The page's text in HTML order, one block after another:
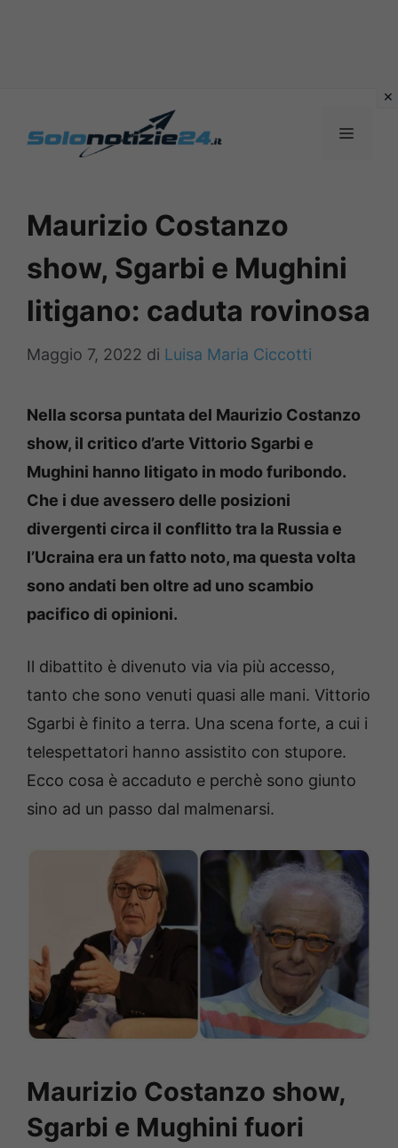
MENU
Maurizio Costanzo
show, Sgarbi e Mughini
litigano: caduta rovinosa
Maggio 7, 2022 di Luisa Maria Ciccotti
Nella scorsa puntata del Maurizio Costanzo
show, il critico d’arte Vittorio Sgarbi e
Mughini hanno litigato in modo furibondo.
Che i due avessero delle posizioni
divergenti circa il conflitto tra la Russia e
l’Ucraina era un fatto noto, ma questa volta
sono andati ben oltre ad uno scambio
pacifico di opinioni.
Il dibattito è divenuto via via più accesso,
tanto che sono venuti quasi alle mani. Vittorio
Sgarbi è finito a terra. Una scena forte, a cui i
telespettatori hanno assistito con stupore.
Ecco cosa è accaduto e perchè sono giunto
sino ad un passo dal malmenarsi.
Maurizio Costanzo show,
Sgarbi e Mughini fuori